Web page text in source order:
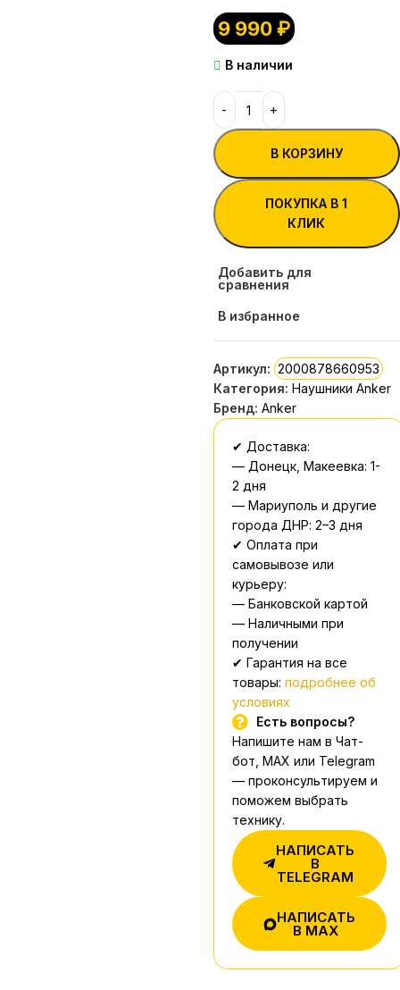
9 990₽
В наличии
В КОРЗИНУ
ПОКУПКА В 1
КЛИК
Добавить для
сравнения
В избранное
Артикул: 2000878660953
Категория: Наушники Anker
Бренд: Anker
✔ Доставка:
— Донецк, Макеевка: 1-
2 дня
— Мариуполь и другие
города ДНР: 2–3 дня
✔ Оплата при
самовывозе или
курьеру:
— Банковской картой
— Наличными при
получении
✔ Гарантия на все
товары: подробнее об
условиях
Есть вопросы?
Напишите нам в Чат-
бот, MAX или Telegram
— проконсультируем и
поможем выбрать
технику.
НАПИСАТЬ
В
TELEGRAM
НАПИСАТЬ
В MAX